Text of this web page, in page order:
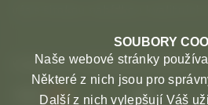
MOŽNOSTI PLATBYMOŽNOSTI DOPRAVY
SOUBORY
Naše webové stránky
Některé z nich jsou pro
Další z nich vylepšují Váš